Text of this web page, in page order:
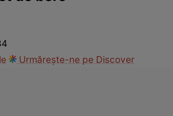
Urmărește-ne pe Discover